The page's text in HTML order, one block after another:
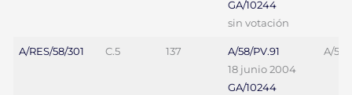
GA/10244
sin votación
A/RES/58/301 C.5 137
A/58/PV.91
18 junio 2004
GA/10244
A/58/